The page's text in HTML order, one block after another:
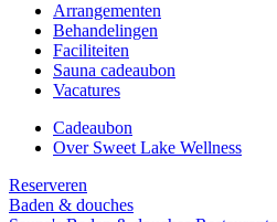
Arrangementen
Behandelingen
Faciliteiten
Sauna cadeaubon
Vacatures
Cadeaubon
Over Sweet Lake Wellness
Reserveren
Baden & douches